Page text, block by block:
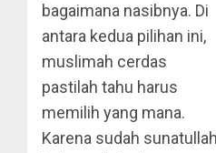
bagaimana nasibnya. Di
antara kedua pilihan ini,
muslimah cerdas
pastilah tahu harus
memilih yang mana.
Karena sudah sunatullah